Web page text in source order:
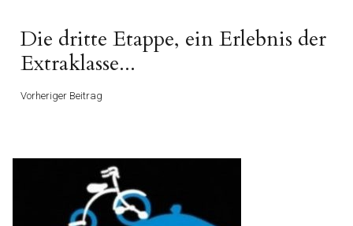
Vorheriger
Beitrag
Die dritte Etappe, ein Erlebnis der
Extraklasse...
Vorheriger Beitrag